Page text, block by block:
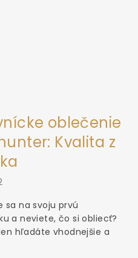
oblečenie
Kvalita z
sa na svoju prvú
a neviete, čo si obliecť?
hľadáte vhodnejšie a